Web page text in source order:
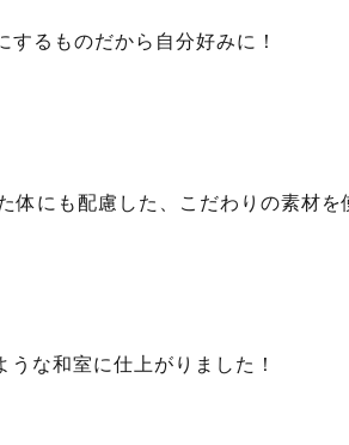
るものだから自分好みに！
にも配慮した、こだわりの素材を
な和室に仕上がりました！